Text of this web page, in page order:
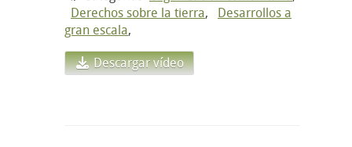
Derechos sobre la tierra, Desarrollos a
gran escala,
Descargar vídeo